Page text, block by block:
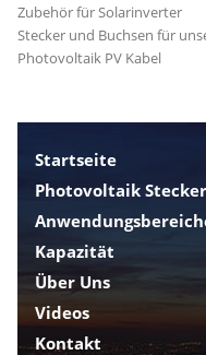
Zubehör für Solarinverter
Stecker und Buchsen für
Photovoltaik PV Kabel
Startseite
Photovoltaik
Kapazität
Über Uns
Videos
Kontakt